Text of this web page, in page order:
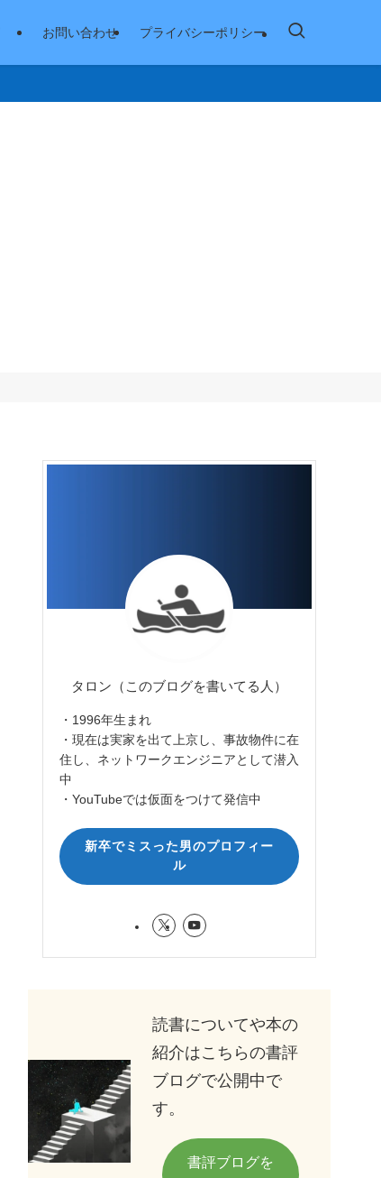
お問い合わせ プライバシーポリシー
タロン（このブログを書いてる人）
・1996年生まれ
・現在は実家を出て上京し、事故物件に在
住し、ネットワークエンジニアとして潜入
中
・YouTubeでは仮面をつけて発信中
新卒でミスった男のプロフィー
ル
読書についてや本の
紹介はこちらの書評
ブログで公開中で
す。
書評ブログを